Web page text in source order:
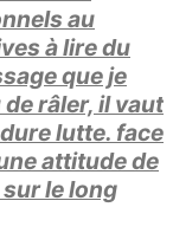
au
à lire du
que je
râler, il vaut
lutte. face
attitude de
le long